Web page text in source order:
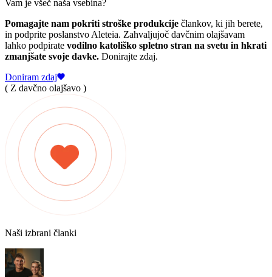
Vam je všeč naša vsebina?
Pomagajte nam pokriti stroške produkcije člankov, ki jih berete,
in podprite poslanstvo Aleteia. Zahvaljujoč davčnim olajšavam
lahko podpirate vodilno katoliško spletno stran na svetu in hkrati
zmanjšate svoje davke. Donirajte zdaj.
Doniram zdaj
( Z davčno olajšavo )
Naši izbrani članki